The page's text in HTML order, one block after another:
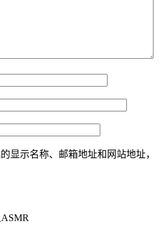
显示名称、邮箱地址和网站地址，